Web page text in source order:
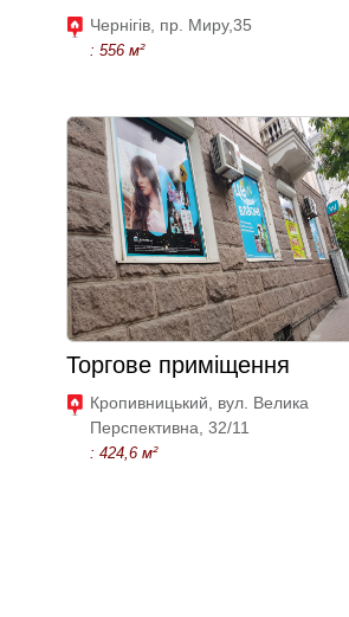
Чернігів, пр. Миру,35
: 556 м²
Торгове приміщення
Кропивницький, вул. Велика
Перспективна, 32/11
: 424,6 м²